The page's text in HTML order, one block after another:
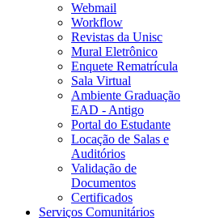
Webmail
Workflow
Revistas da Unisc
Mural Eletrônico
Enquete Rematrícula
Sala Virtual
Ambiente Graduação
EAD - Antigo
Portal do Estudante
Locação de Salas e
Auditórios
Validação de
Documentos
Certificados
Serviços Comunitários